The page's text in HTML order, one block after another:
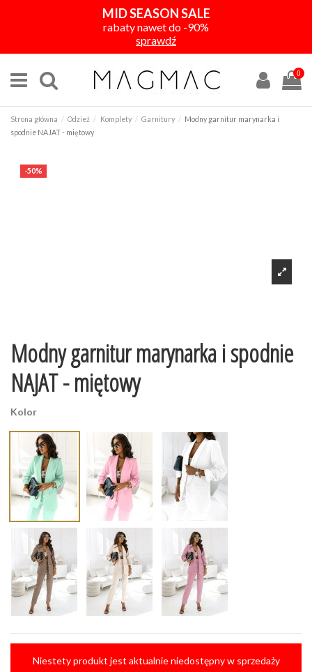
MID SEASON SALE
rabaty nawet do -90%
sprawdź
0
Strona główna Odzież Komplety Garnitury
Modny garnitur marynarka i
spodnie NAJAT - miętowy
-50%
Modny garnitur marynarka i spodnie
NAJAT - miętowy
Kolor
Niestety produkt jest aktualnie niedostępny w sprzedaży